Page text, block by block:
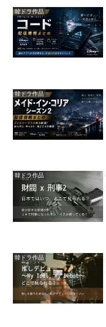
韓ドラ作品
韓ドラ作品
韓ドラ作品
韓ドラ作品